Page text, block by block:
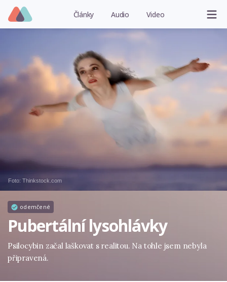
Články Audio Video
Foto: Thinkstock.com
odemčené
Pubertální lysohlávky
Psilocybin začal laškovat s realitou. Na tohle jsem nebyla
připravená.